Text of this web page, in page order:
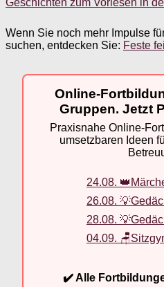
Wenn Sie noch mehr Impulse
suchen, entdecken Sie: Feste
Online-
Gruppen. Jetzt
Praxisnahe Online-
umsetzbaren Ideen
24.08.
26.08.
28.08.
04.09.
✔️ Alle